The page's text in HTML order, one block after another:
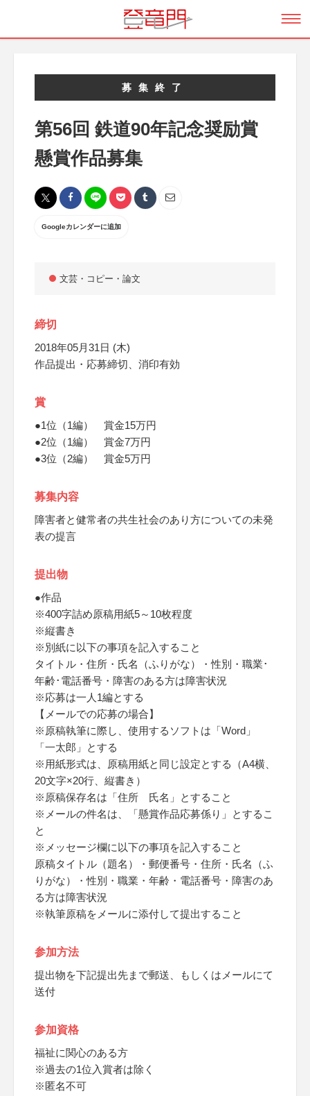
募集終了
第56回 鉄道90年記念奨励賞
懸賞作品募集
Googleカレンダーに追加
文芸・コピー・論文
締切
2018年05月31日 (木)
作品提出・応募締切、消印有効
賞
●1位（1編） 賞金15万円
●2位（1編） 賞金7万円
●3位（2編） 賞金5万円
募集内容
障害者と健常者の共生社会のあり方についての未発
表の提言
提出物
●作品
※400字詰め原稿用紙5～10枚程度
※縦書き
※別紙に以下の事項を記入すること
タイトル・住所・氏名（ふりがな）・性別・職業･
年齢･電話番号・障害のある方は障害状況
※応募は一人1編とする
【メールでの応募の場合】
※原稿執筆に際し、使用するソフトは「Word」
「一太郎」とする
※用紙形式は、原稿用紙と同じ設定とする（A4横、
20文字×20行、縦書き）
※原稿保存名は「住所 氏名」とすること
※メールの件名は、「懸賞作品応募係り」とするこ
と
※メッセージ欄に以下の事項を記入すること
原稿タイトル（題名）・郵便番号・住所・氏名（ふ
りがな）・性別・職業・年齢・電話番号・障害のあ
る方は障害状況
※執筆原稿をメールに添付して提出すること
参加方法
提出物を下記提出先まで郵送、もしくはメールにて
送付
参加資格
福祉に関心のある方
※過去の1位入賞者は除く
※匿名不可